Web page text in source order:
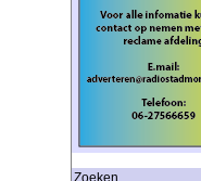
Zoeken